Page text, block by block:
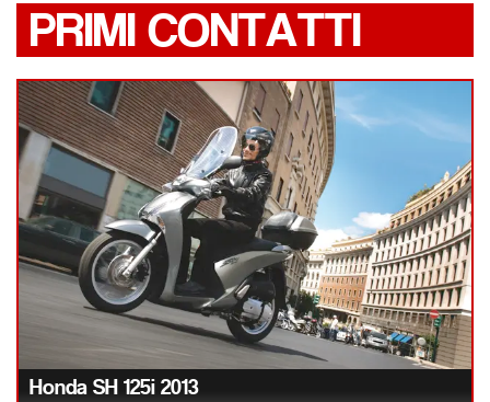
PRIMI CONTATTI
Honda SH 125i 2013